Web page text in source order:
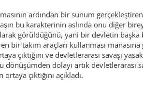
ardından bir sunum
bu karakterinin aslında onu diğer
görüldüğünü, yani bir devletin
bir takım araçları kullanması
çıktığını ve devletlerarası savaşı
dolayı artık devletlerarası
çıktığını açıkladı.